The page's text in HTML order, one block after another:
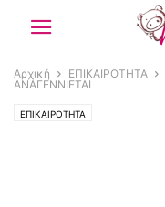
Αρχική ΕΠΙΚΑΙΡΟΤΗΤΑ
ΑΝΑΓΕΝΝΙΕΤΑΙ
ΕΠΙΚΑΙΡΟΤΗΤΑ